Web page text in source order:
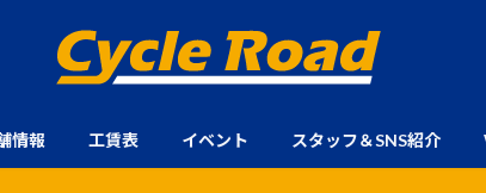
情報 工賃表 イベント スタッフ＆SNS紹介